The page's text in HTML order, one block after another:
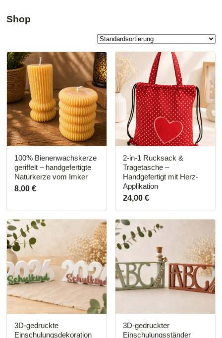
Shop
100% Bienenwachskerze
geriffelt – handgefertigte
Naturkerze vom Imker
8,00 €
Dieses
Produkt
weist
mehrere
Varianten
auf.
Die
Optionen
können
auf
der
Produktseite
gewählt
werden
2-in-1 Rucksack &
Tragetasche –
Handgefertigt mit Herz-
Applikation
24,00€
3D-gedruckte
Einschulungsdekoration
Dieses
Produkt
weist
mehrere
Varianten
auf.
Die
Optionen
können
auf
der
Produktseite
gewählt
3D-gedruckter
Einschulungsständer
Dieses
Produkt
weist
mehrere
Varianten
auf.
Die
Optionen
können
der
Produktseite
gewählt